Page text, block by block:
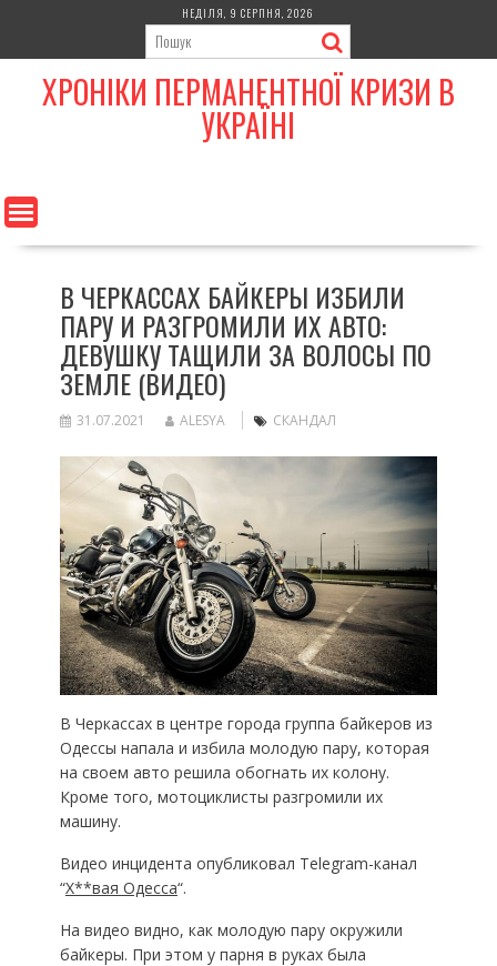
content
НЕДІЛЯ, 9 СЕРПНЯ, 2026
ХРОНІКИ ПЕРМАНЕНТНОЇ КРИЗИ В
УКРАЇНІ
В ЧЕРКАССАХ БАЙКЕРЫ ИЗБИЛИ
ПАРУ И РАЗГРОМИЛИ ИХ АВТО:
ДЕВУШКУ ТАЩИЛИ ЗА ВОЛОСЫ ПО
ЗЕМЛЕ (ВИДЕО)
31.07.2021 ALESYA СКАНДАЛ
В Черкассах в центре города группа байкеров из
Одессы напала и избила молодую пару, которая
на своем авто решила обогнать их колону.
Кроме того, мотоциклисты разгромили их
машину.
Видео инцидента опубликовал Telegram-канал
“Х**вая Одесса“.
На видео видно, как молодую пару окружили
байкеры. При этом у парня в руках была